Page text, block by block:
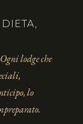
lodge che
lo